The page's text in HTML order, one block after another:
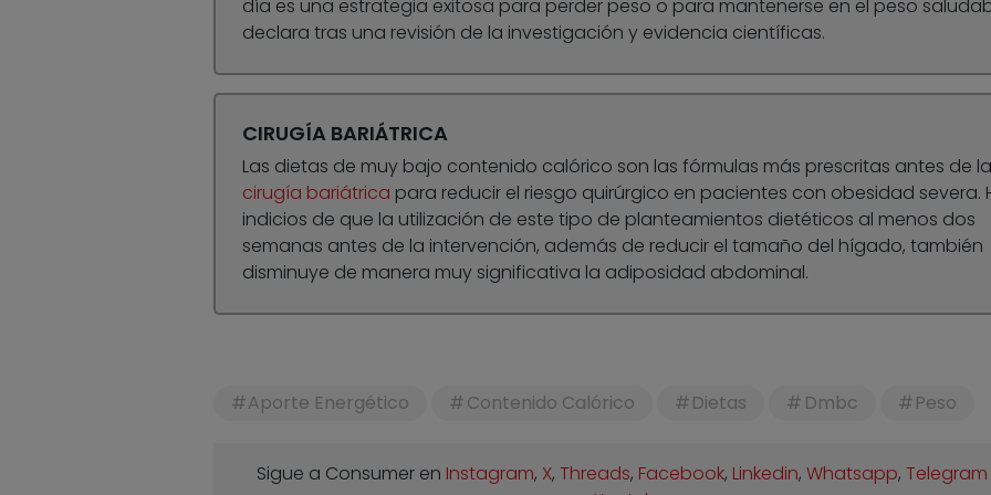
día es una estrategia exitosa para perder peso o para mantenerse en el peso
declara tras una revisión de la investigación y evidencia científicas.
CIRUGÍA BARIÁTRICA
Las dietas de muy bajo contenido calórico son las fórmulas más prescritas antes de la
cirugía bariátrica para reducir el riesgo quirúrgico en pacientes con obesidad severa.
indicios de que la utilización de este tipo de planteamientos dietéticos al menos dos
semanas antes de la intervención, además de reducir el tamaño del hígado, también
disminuye de manera muy significativa la adiposidad abdominal.
Aporte Energético Contenido Calórico Dietas Dmbc Peso
Sigue a Consumer en Instagram, X,Threads, Facebook, Linkedin,Whatsapp,Telegram